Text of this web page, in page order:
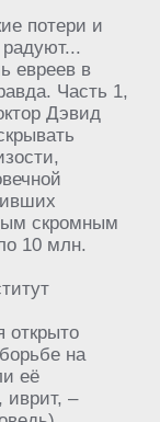
потери и
евреев в
Часть 1,
Дэвид
скромным
10 млн.
открыто
на
её
–